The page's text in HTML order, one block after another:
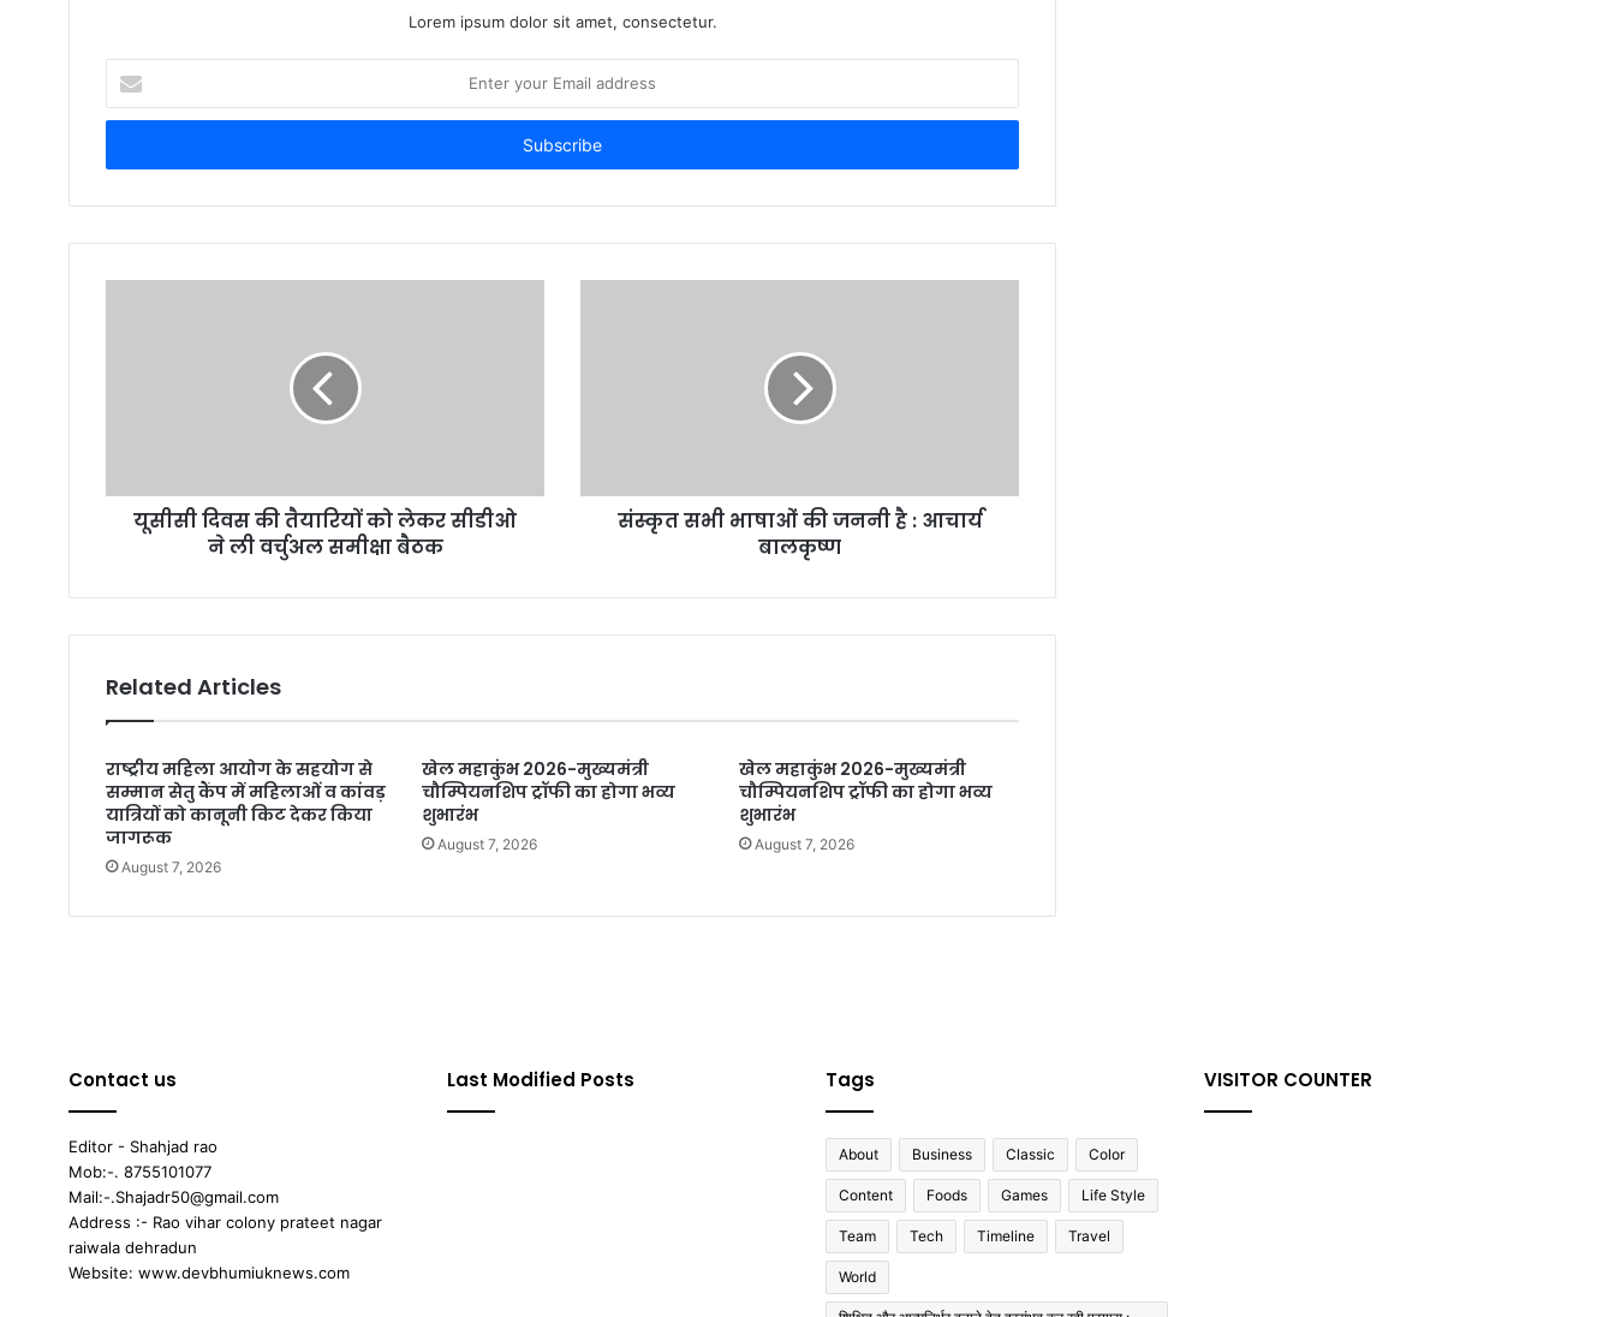
Lorem ipsum dolor sit amet, consectetur.
your
Email
यूसीसी दिवस की तैयारियों को लेकर सीडीओ
ने ली वर्चुअल समीक्षा बैठक
संस्कृत सभी भाषाओं की जननी है : आचार्य
बालकृष्ण
Related Articles
राष्ट्रीय महिला आयोग के सहयोग से
सम्मान सेतु कैंप में महिलाओं व कांवड़
यात्रियों को कानूनी किट देकर किया
जागरूक
August 7, 2026
खेल महाकुंभ 2026-मुख्यमंत्री
चौम्पियनशिप ट्रॉफी का होगा भव्य
शुभारंभ
August 7, 2026
खेल महाकुंभ 2026-मुख्यमंत्री
चौम्पियनशिप ट्रॉफी का होगा भव्य
शुभारंभ
August 7, 2026
Contact us
Editor - Shahjad rao
Mob:-. 8755101077
Mail:-.Shajadr50@gmail.com
Address :- Rao vihar colony prateet nagar
raiwala dehradun
Website: www.devbhumiuknews.com
Last Modified Posts Tags
About Business Classic Color
Content Foods Games Life Style
Team Tech Timeline Travel
World
VISITOR COUNTER